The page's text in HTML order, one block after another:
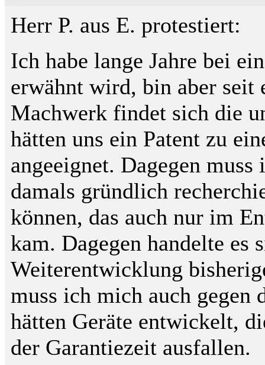
Herr P. aus E. protestiert:
Ich habe lange Jahre bei
erwähnt wird, bin aber seit
Machwerk findet sich die
hätten uns ein Patent zu
angeeignet. Dagegen
damals gründlich
können, das auch nur im
kam. Dagegen handelte es
Weiterentwicklung
muss ich mich auch
hätten Geräte entwickelt,
der Garantiezeit ausfallen.